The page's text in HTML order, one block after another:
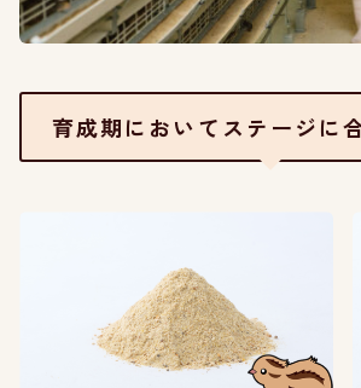
育成期においてステージに